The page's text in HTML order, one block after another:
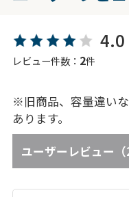
4.0
レビュー件数： 2件
※旧商品、容量違い
あります。
ユーザーレビュー